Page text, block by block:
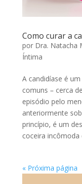
Como curar a
por Dra. Natacha
Íntima
A candidíase é
comuns – cerca
episódio pelo
anteriormente
princípio, é um
coceira incômoda
« Próxima página